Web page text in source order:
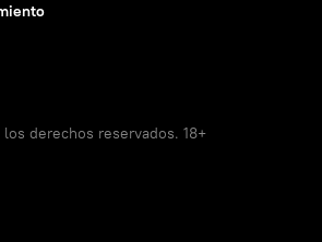
derechos reservados. 18+